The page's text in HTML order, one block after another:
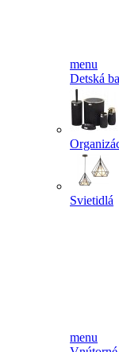
menu
Detská
Svietidlá
menu